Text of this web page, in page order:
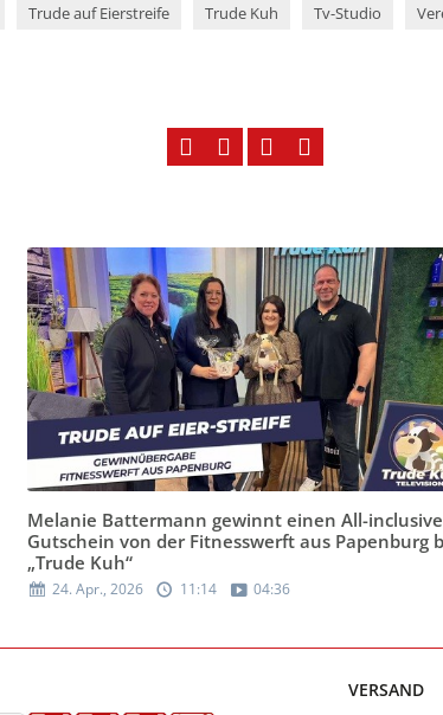
Trude auf Eierstreife Trude Kuh Tv-Studio
Melanie Battermann gewinnt einen All-inclusive
Gutschein von der Fitnesswerft aus Papenburg
„Trude Kuh“
24. Apr., 2026 11:14 04:36
VERSAND